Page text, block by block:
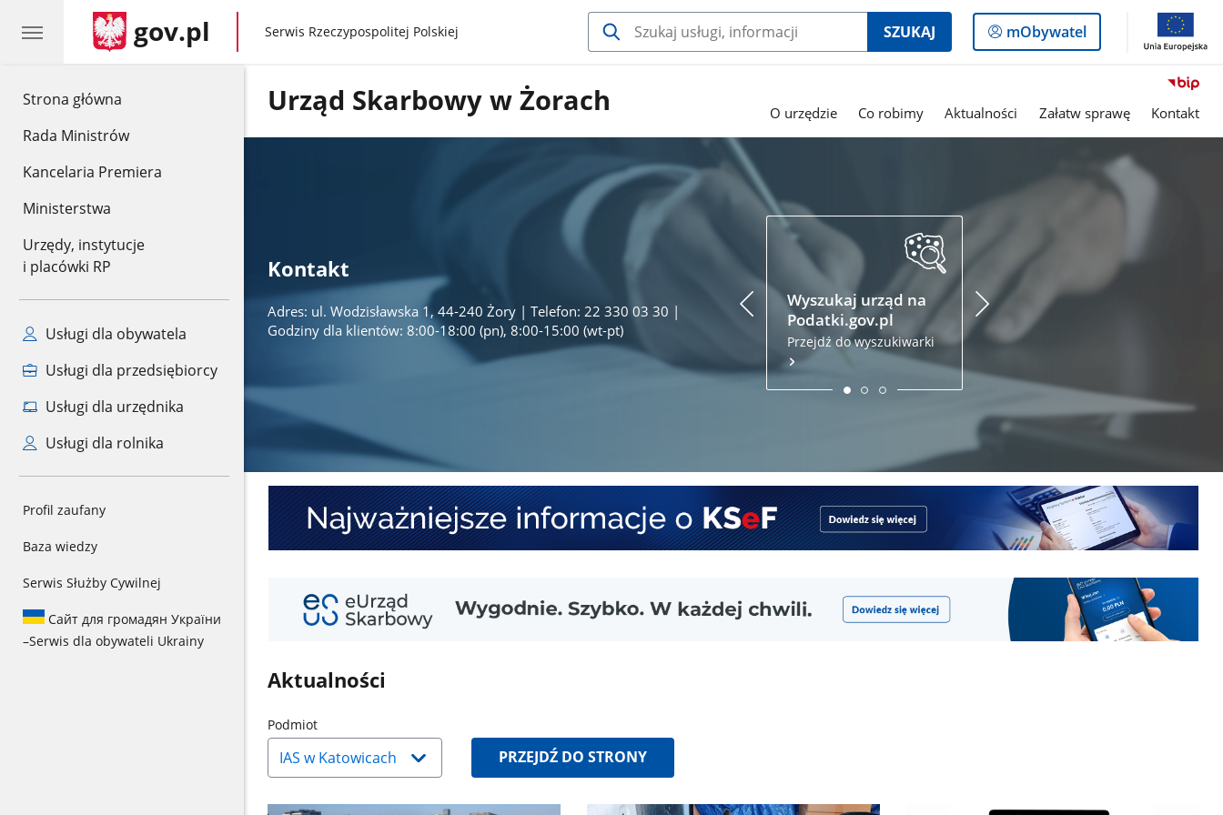
Strona główna
Rada Ministrów
Kancelaria Premiera
Ministerstwa
Urzędy, instytucje
i placówki RP
Usługi dla obywatela
Usługi dla przedsiębiorcy
Usługi dla urzędnika
Usługi dla rolnika
Profil zaufany
Baza wiedzy
Serwis Służby Cywilnej
Сайт для громадян України
–Serwis dla obywateli Ukrainy
gov.pl gov.pl
Serwis Rzeczypospolitej Polskiej SZUKAJ
Logowanie
do
mObywatel
Urząd Skarbowy w Żorach O urzędzie Co robimy Aktualności Załatw sprawę Kontakt
Kontakt
Adres: ul. Wodzisławska 1, 44-240 Żory | Telefon: 22 330 03 30 |
Godziny dla klientów: 8:00-18:00 (pn), 8:00-15:00 (wt-pt)
Wyszukaj urząd na
Podatki.gov.pl
Przejdź do wyszukiwarki
Podatki.gov.pl
Złóż zeznanie podatkowe
przez internet
Najważniejsze
informacje
o
KSeF
Aktualności
PodmiotNaciśnij
strzałkę
w
dół,
PRZEJDŹ DO STRONY